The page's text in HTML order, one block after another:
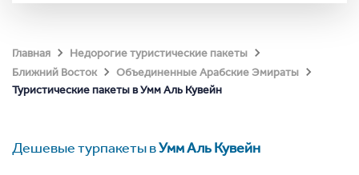
Главная
Недорогие туристические пакеты
Ближний Восток
Объединенные Арабские Эмираты
Туристические пакеты в Умм Аль Кувейн
Дешевые турпакеты вУмм Аль Кувейн